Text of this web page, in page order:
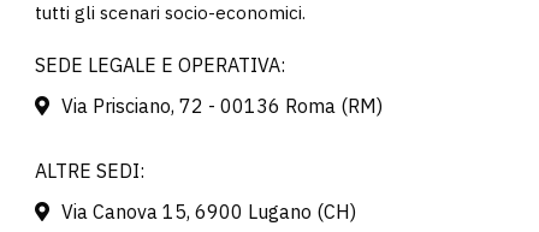
tutti gli scenari socio-economici.
SEDE LEGALE E OPERATIVA:
Via Prisciano, 72 - 00136 Roma (RM)
ALTRE SEDI:
Via Canova 15, 6900 Lugano (CH)